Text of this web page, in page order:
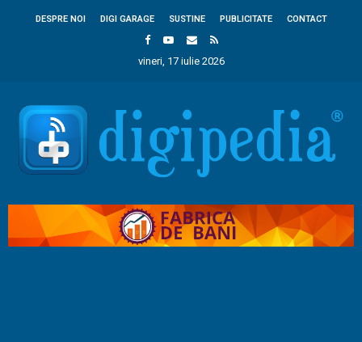
DESPRE NOI DIGI GARAGE SUSTINE PUBLICITATE CONTACT
vineri, 17 iulie 2026